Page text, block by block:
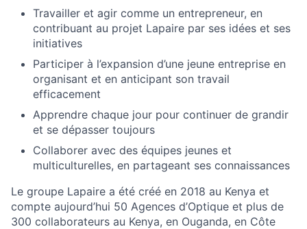
Travailler et agir comme un entrepreneur, en
contribuant au projet Lapaire par ses idées et ses
initiatives
Participer à l’expansion d’une jeune entreprise en
organisant et en anticipant son travail
efficacement
Apprendre chaque jour pour continuer de grandir
et se dépasser toujours
Collaborer avec des équipes jeunes et
multiculturelles, en partageant ses connaissances
Le groupe Lapaire a été créé en 2018 au Kenya et
compte aujourd’hui 50 Agences d’Optique et plus de
300 collaborateurs au Kenya, en Ouganda, en Côte